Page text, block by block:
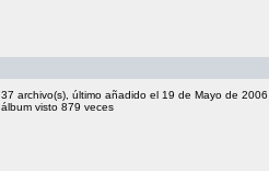
37 archivo(s), último añadido el 19 de Mayo de 2006
álbum visto 879 veces